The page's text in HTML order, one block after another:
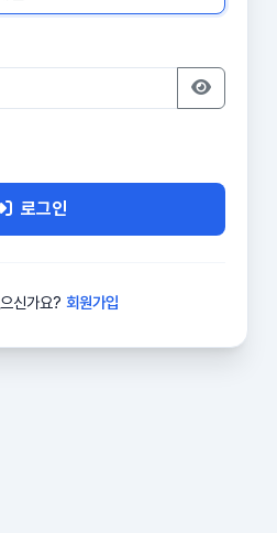
로그인
신가요? 회원가입